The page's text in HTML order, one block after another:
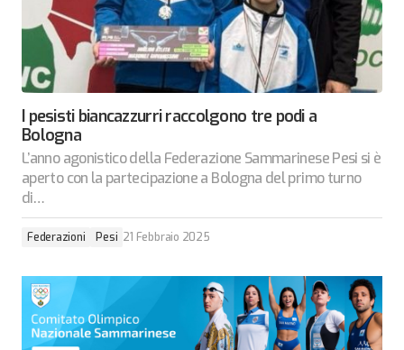
I pesisti biancazzurri raccolgono tre podi a
Bologna
L’anno agonistico della Federazione Sammarinese Pesi si è
aperto con la partecipazione a Bologna del primo turno
di…
Federazioni Pesi 21 Febbraio 2025